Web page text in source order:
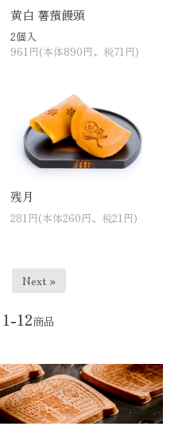
黄白 薯蕷饅頭
2個入
961円(本体890円、税71円)
残月
281円(本体260円、税21円)
Next »
1-12商品